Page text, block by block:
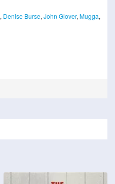
, Denise Burse, John Glover, Mugga,